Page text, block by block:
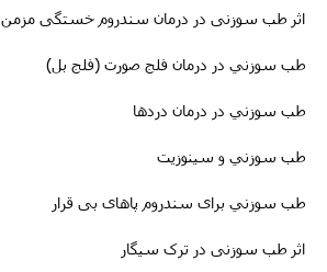
اثر طب سوزنی در درمان سندروم خستگی مزمن
طب سوزني در درمان فلج صورت (فلج بل)
طب سوزني در درمان دردها
طب سوزني و سینوزیت
طب سوزني برای سندروم پاهای بی قرار
اثر طب سوزنی در ترک سیگار